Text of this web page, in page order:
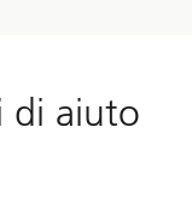
di aiuto